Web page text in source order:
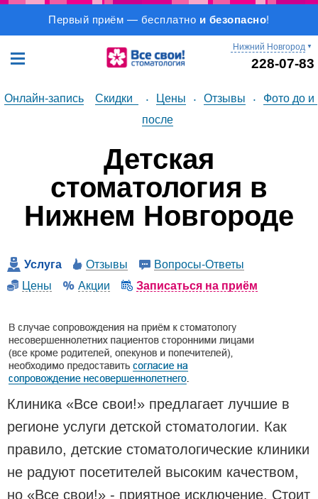
Первый приём — бесплатно и безопасно!
▼
Нижний Новгород
228-07-83
Онлайн-запись Скидки • Цены • Отзывы •
Фото до и
после
Детская
стоматология в
Нижнем Новгороде
Услуга Отзывы
Вопросы-Ответы
Цены
Акции Записаться на приём
Клиника «Все свои!» предлагает лучшие в
регионе услуги детской стоматологии. Как
правило, детские стоматологические клиники
не радуют посетителей высоким качеством,
но «Все свои!» - приятное исключение. Стоит